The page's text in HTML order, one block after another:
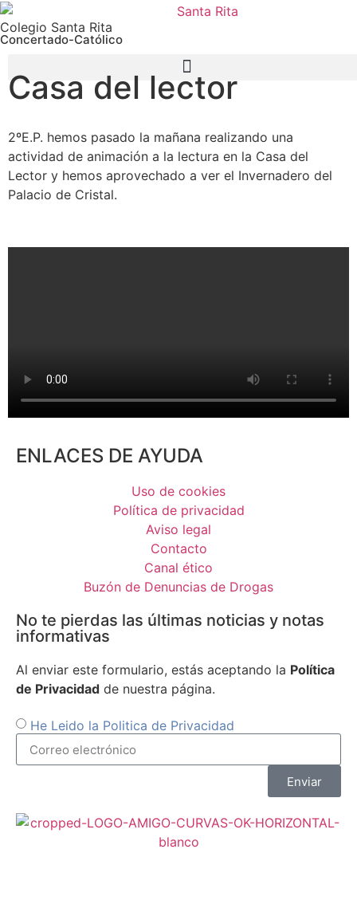
Colegio Santa Rita
Concertado-Católico
Casa del lector
2ºE.P. hemos pasado la mañana realizando una
actividad de animación a la lectura en la Casa del
Lector y hemos aprovechado a ver el Invernadero del
Palacio de Cristal.
ENLACES DE AYUDA
Uso de cookies
Política de privacidad
Aviso legal
Contacto
Canal ético
Buzón de Denuncias de Drogas
No te pierdas las últimas noticias y notas
informativas
Al enviar este formulario, estás aceptando la Política
de Privacidad de nuestra página.
He Leido la Politica de Privacidad
Enviar